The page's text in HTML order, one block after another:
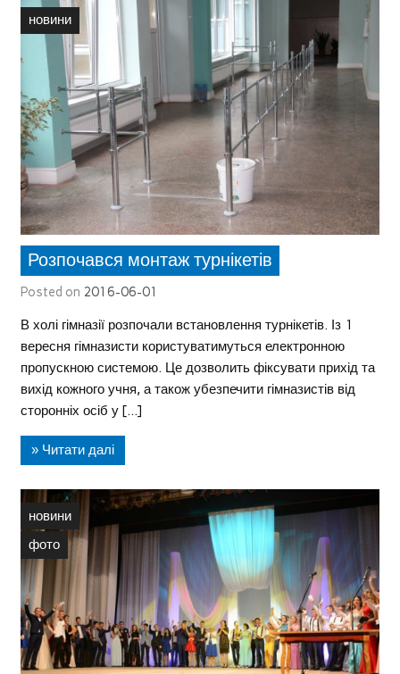
новини
Розпочався монтаж турнікетів
Posted on 2016-06-01
В холі гімназії розпочали встановлення турнікетів. Із 1
вересня гімназисти користуватимуться електронною
пропускною системою. Це дозволить фіксувати прихід та
вихід кожного учня, а також убезпечити гімназистів від
сторонніх осіб у […]
» Читати далі
новини
фото